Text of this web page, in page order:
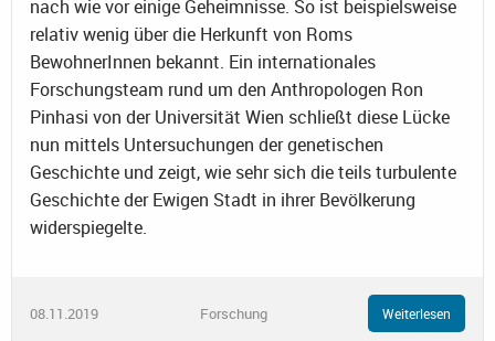
nach wie vor einige Geheimnisse. So ist beispielsweise
relativ wenig über die Herkunft von Roms
BewohnerInnen bekannt. Ein internationales
Forschungsteam rund um den Anthropologen Ron
Pinhasi von der Universität Wien schließt diese Lücke
nun mittels Untersuchungen der genetischen
Geschichte und zeigt, wie sehr sich die teils turbulente
Geschichte der Ewigen Stadt in ihrer Bevölkerung
widerspiegelte.
08.11.2019 Forschung Weiterlesen